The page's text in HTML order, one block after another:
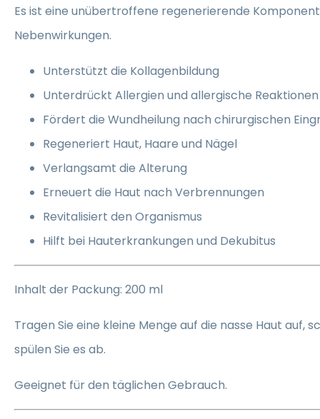
Es ist eine unübertroffene regenerierende
Nebenwirkungen.
Unterstützt die Kollagenbildung
Unterdrückt Allergien und allergische Reaktionen
Fördert die Wundheilung nach chirurgischen
Regeneriert Haut, Haare und Nägel
Verlangsamt die Alterung
Erneuert die Haut nach Verbrennungen
Revitalisiert den Organismus
Hilft bei Hauterkrankungen und Dekubitus
Inhalt der Packung: 200 ml
Tragen Sie eine kleine Menge auf die nasse Haut auf,
spülen Sie es ab.
Geeignet für den täglichen Gebrauch.